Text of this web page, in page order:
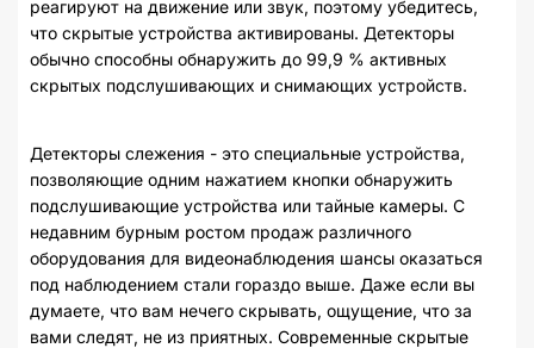
реагируют на движение или звук, поэтому убедитесь,
что скрытые устройства активированы. Детекторы
обычно способны обнаружить до 99,9 % активных
скрытых подслушивающих и снимающих устройств.
Детекторы слежения - это специальные устройства,
позволяющие одним нажатием кнопки обнаружить
подслушивающие устройства или тайные камеры. С
недавним бурным ростом продаж различного
оборудования для видеонаблюдения шансы оказаться
под наблюдением стали гораздо выше. Даже если вы
думаете, что вам нечего скрывать, ощущение, что за
вами следят, не из приятных. Современные скрытые